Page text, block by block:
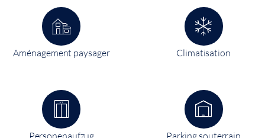
Aménagement paysager Climatisation
Personenaufzug Parking souterrain